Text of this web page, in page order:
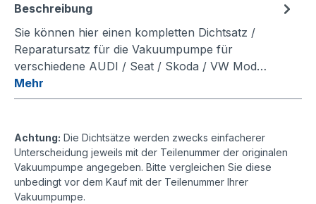
Beschreibung
Sie können hier einen kompletten Dichtsatz /
Reparatursatz für die Vakuumpumpe für
verschiedene AUDI / Seat / Skoda / VW Mod…
Mehr
Achtung: Die Dichtsätze werden zwecks einfacherer
Unterscheidung jeweils mit der Teilenummer der originalen
Vakuumpumpe angegeben. Bitte vergleichen Sie diese
unbedingt vor dem Kauf mit der Teilenummer Ihrer
Vakuumpumpe.